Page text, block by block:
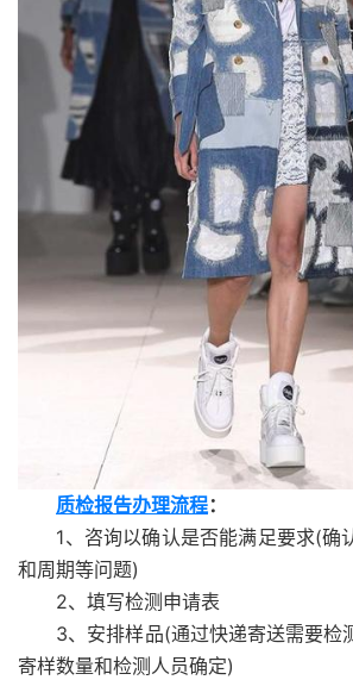
质检报告办理流程：
1、咨询以确认是否能满足要求(确
和周期等问题)
2、填写检测申请表
3、安排样品(通过快递寄送需要检
寄样数量和检测人员确定)